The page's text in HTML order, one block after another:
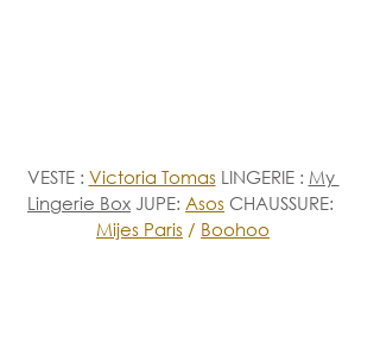
VESTE : Victoria Tomas LINGERIE : My
Lingerie Box JUPE: Asos CHAUSSURE:
Mijes Paris / Boohoo